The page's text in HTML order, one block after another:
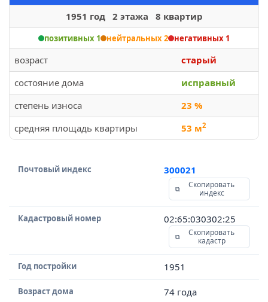
1951 год 2 этажа 8 квартир
позитивных 1 нейтральных 2 негативных 1
возраст
старый
состояние дома
исправный
степень износа
23 %
средняя площадь квартиры
53 м2
Почтовый индекс 300021
Скопировать
индекс
Кадастровый номер 02:65:030302:25
Скопировать
кадастр
Год постройки 1951
Возраст дома 74 года